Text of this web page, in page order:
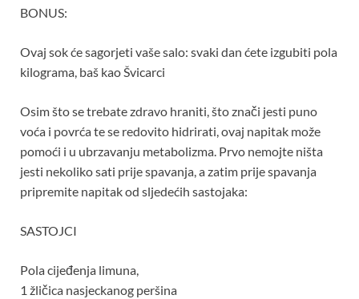
BONUS:
Ovaj sok će sagorjeti vaše salo: svaki dan ćete izgubiti pola
kilograma, baš kao Švicarci
Osim što se trebate zdravo hraniti, što znači jesti puno
voća i povrća te se redovito hidrirati, ovaj napitak može
pomoći i u ubrzavanju metabolizma. Prvo nemojte ništa
jesti nekoliko sati prije spavanja, a zatim prije spavanja
pripremite napitak od sljedećih sastojaka:
SASTOJCI
Pola cijeđenja limuna,
1 žličica nasjeckanog peršina